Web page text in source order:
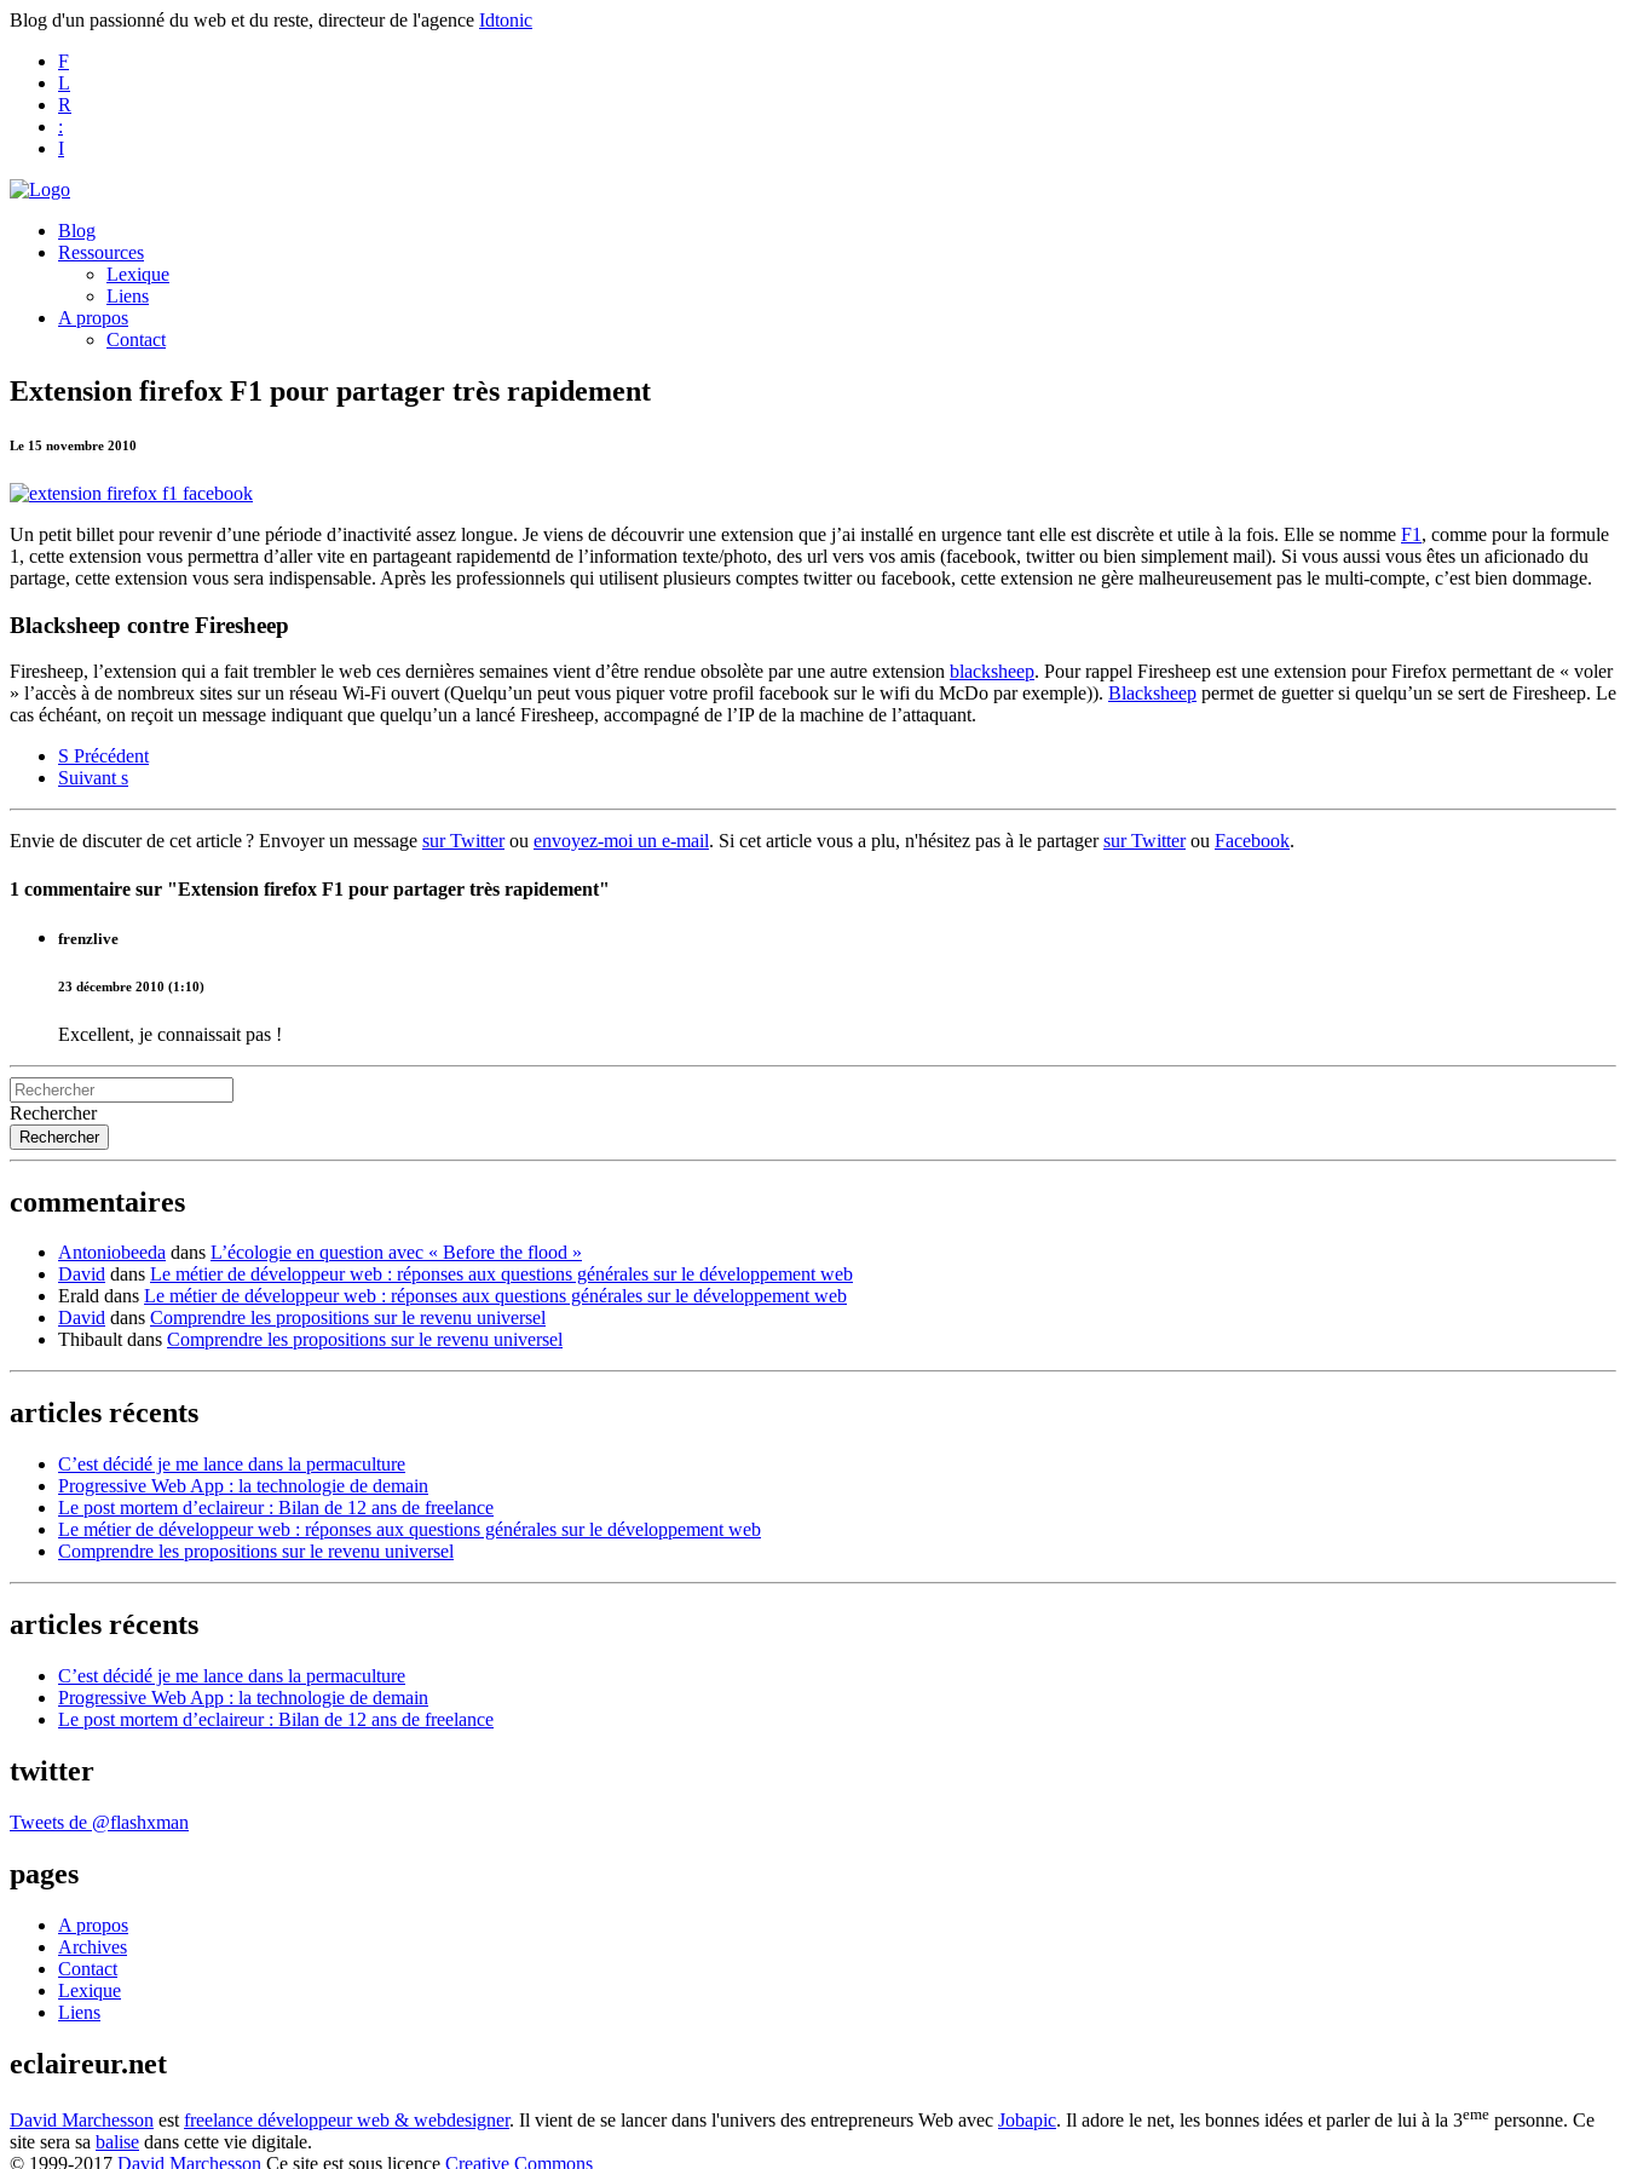
Blog d'un passionné du web et du reste, directeur de l'agence Idtonic
F
L
R
:
I
Blog
Ressources
Lexique
Liens
A propos
Contact
Extension firefox F1 pour partager très rapidement
Le 15 novembre 2010
Un petit billet pour revenir d’une période d’inactivité assez longue. Je viens de découvrir une extension que j’ai installé en urgence tant elle est discrète et utile à la fois. Elle se nomme F1 , comme pour la formule
1, cette extension vous permettra d’aller vite en partageant rapidementd de l’information texte/photo, des url vers vos amis (facebook, twitter ou bien simplement mail). Si vous aussi vous êtes un aficionado du
partage, cette extension vous sera indispensable. Après les professionnels qui utilisent plusieurs comptes twitter ou facebook, cette extension ne gère malheureusement pas le multi-compte, c’est bien dommage.
Blacksheep contre Firesheep
Firesheep, l’extension qui a fait trembler le web ces dernières semaines vient d’être rendue obsolète par une autre extension blacksheep. Pour rappel Firesheep est une extension pour Firefox permettant de « voler
» l’accès à de nombreux sites sur un réseau Wi-Fi ouvert (Quelqu’un peut vous piquer votre profil facebook sur le wifi du McDo par exemple)). Blacksheep permet de guetter si quelqu’un se sert de Firesheep. Le
cas échéant, on reçoit un message indiquant que quelqu’un a lancé Firesheep, accompagné de l’IP de la machine de l’attaquant.
S Précédent
Suivant s
Envie de discuter de cet article ? Envoyer un message sur Twitterou envoyez-moi un e-mail. Si cet article vous a plu, n'hésitez pas à le partagersur Twitterou Facebook.
1 commentaire sur "Extension firefox F1 pour partager très rapidement"
frenzlive
23 décembre 2010 (1:10)
Excellent, je connaissait pas !
Rechercher
commentaires
Antoniobeeda dans L’écologie en question avec « Before the flood »
David dans Le métier de développeur web : réponses aux questions générales sur le développement web
Erald dans Le métier de développeur web : réponses aux questions générales sur le développement web
David dans Comprendre les propositions sur le revenu universel
Thibaultdans Comprendre les propositions sur le revenu universel
articles récents
C’est décidé je me lance dans la permaculture
Progressive Web App : la technologie de demain
Le post mortem d’eclaireur : Bilan de 12 ans de freelance
Le métier de développeur web : réponses aux questions générales sur le développement web
Comprendre les propositions sur le revenu universel
articles récents
C’est décidé je me lance dans la permaculture
Progressive Web App : la technologie de demain
Le post mortem d’eclaireur : Bilan de 12 ans de freelance
twitter
Tweets de @flashxman
pages
A propos
Archives
Contact
Lexique
Liens
eclaireur.net
David Marchesson est freelance développeur web & webdesigner. Il vient de se lancer dans l'univers des entrepreneurs Web avec Jobapic. Il adore le net, les bonnes idées et parler de lui à la 3eme personne. Ce
site sera sa balise dans cette vie digitale.
© 1999-2017 David Marchesson Ce site est sous licence Creative Commons